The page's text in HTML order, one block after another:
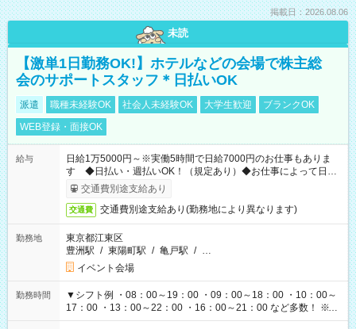
掲載日：2026.08.06
未読
【激単1日勤務OK!】ホテルなどの会場で株主総
会のサポートスタッフ＊日払いOK
派遣 職種未経験OK 社会人未経験OK 大学生歓迎
ブランクOK
WEB登録・面接OK
給与
日給1万5000円～※実働5時間で日給7000円のお仕事もありま
す ◆日払い・週払いOK！（規定あり）◆お仕事によって日給
も異なります
交通費別途支給あり
交通費 交通費別途支給あり(勤務地により異なります)
勤務地
東京都江東区
豊洲駅 / 東陽町駅 / 亀戸駅 / …
イベント会場
勤務時間
▼シフト例 ・08：00～19：00 ・09：00～18：00 ・10：00～
17：00 ・13：00～22：00 ・16：00～21：00 など多数！ ※お
仕事により勤務時間が異なります